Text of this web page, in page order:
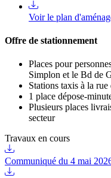
Voir le plan
Offre de stationnement
Places pour
Simplon et le Bd de
Stations taxis à la
1 place dépose-
Plusieurs places
secteur
Travaux en cours
Communiqué du 4 mai